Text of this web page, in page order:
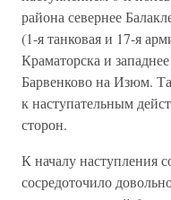
района севернее
(1-я танковая и 17-я
Краматорска и
Барвенково на Изюм.
к наступательным
сторон.
К началу наступления
сосредоточило